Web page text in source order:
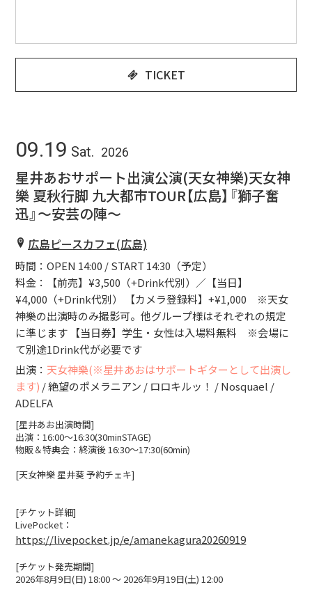
TICKET
09.19 Sat. 2026
星井あおサポート出演公演(天女神樂)天女神
樂 夏秋行脚 九大都市TOUR【広島】『獅子奮
迅』〜安芸の陣〜
広島ピースカフェ(広島)
時間：OPEN 14:00 / START 14:30（予定）
料金：【前売】¥3,500（+Drink代別）／【当日】
¥4,000（+Drink代別） 【カメラ登録料】+¥1,000 ※天女
神樂の出演時のみ撮影可。他グループ様はそれぞれの規定
に準じます 【当日券】学生・女性は入場料無料 ※会場に
て別途1Drink代が必要です
出演： 天女神樂(※星井あおはサポートギターとして出演し
ます) / 絶望のポメラニアン / ロロキルッ！ / Nosquael /
ADELFA
[星井あお出演時間]
出演：16:00〜16:30(30minSTAGE)
物販＆特典会：終演後 16:30〜17:30(60min)
[天女神樂 星井葵 予約チェキ]
[チケット詳細]
LivePocket：
https://livepocket.jp/e/amanekagura20260919
[チケット発売期間]
2026年8月9日(日) 18:00 〜 2026年9月19日(土) 12:00